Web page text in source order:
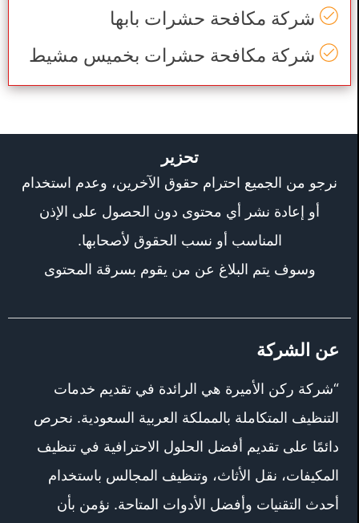
شركة مكافحة حشرات بابها
شركة مكافحة حشرات بخميس مشيط
تحزير
نرجو من الجميع احترام حقوق الآخرين، وعدم استخدام
أو إعادة نشر أي محتوى دون الحصول على الإذن
المناسب أو نسب الحقوق لأصحابها.
وسوف يتم البلاغ عن من يقوم بسرقة المحتوى
عن الشركة
“شركة ركن الأميرة هي الرائدة في تقديم خدمات
التنظيف المتكاملة بالمملكة العربية السعودية. نحرص
دائمًا على تقديم أفضل الحلول الاحترافية في تنظيف
المكيفات، نقل الأثاث، وتنظيف المجالس باستخدام
أحدث التقنيات وأفضل الأدوات المتاحة. نؤمن بأن